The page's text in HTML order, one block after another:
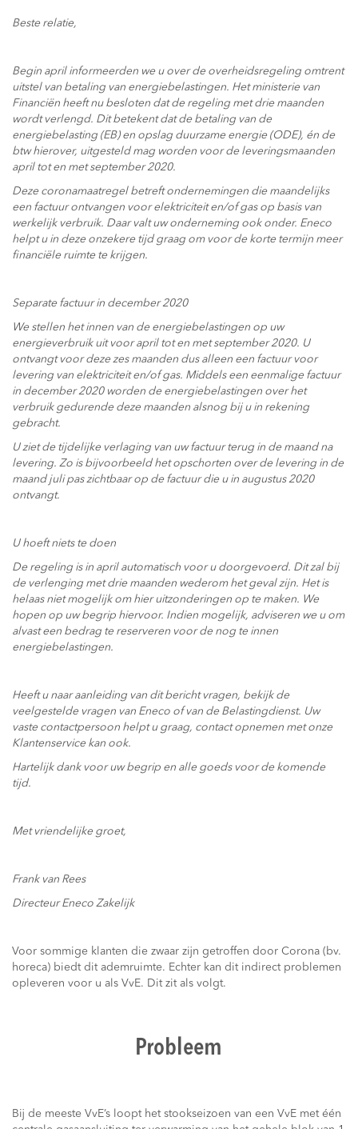
Beste relatie,
Begin april informeerden we u over de overheidsregeling omtrent
uitstel van betaling van energiebelastingen. Het ministerie van
Financiën heeft nu besloten dat de regeling met drie maanden
wordt verlengd. Dit betekent dat de betaling van de
energiebelasting (EB) en opslag duurzame energie (ODE), én de
btw hierover, uitgesteld mag worden voor de leveringsmaanden
april tot en met september 2020.
Deze coronamaatregel betreft ondernemingen die maandelijks
een factuur ontvangen voor elektriciteit en/of gas op basis van
werkelijk verbruik. Daar valt uw onderneming ook onder. Eneco
helpt u in deze onzekere tijd graag om voor de korte termijn meer
financiële ruimte te krijgen.
Separate factuur in december 2020
We stellen het innen van de energiebelastingen op uw
energieverbruik uit voor april tot en met september 2020. U
ontvangt voor deze zes maanden dus alleen een factuur voor
levering van elektriciteit en/of gas. Middels een eenmalige factuur
in december 2020 worden de energiebelastingen over het
verbruik gedurende deze maanden alsnog bij u in rekening
gebracht.
Uziet de tijdelijke verlaging van uw factuur terug in de maand na
levering. Zo is bijvoorbeeld het opschorten over de levering in de
maand juli pas zichtbaar op de factuur die u in augustus 2020
ontvangt.
U hoeft niets te doen
De regeling is in april automatisch voor u doorgevoerd. Dit zal bij
de verlenging met drie maanden wederom het geval zijn. Het is
helaas niet mogelijk om hier uitzonderingen op te maken. We
hopen op uw begrip hiervoor. Indien mogelijk, adviseren we u om
alvast een bedrag te reserveren voor de nog te innen
energiebelastingen.
Heeft u naar aanleiding van dit bericht vragen, bekijk de
veelgestelde vragen van Eneco of van de Belastingdienst. Uw
vaste contactpersoon helpt u graag, contact opnemen met onze
Klantenservice kan ook.
Hartelijk dank voor uw begrip en alle goeds voor de komende
tijd.
Met vriendelijke groet,
Frank van Rees
Directeur Eneco Zakelijk
Voor sommige klanten die zwaar zijn getroffen door Corona (bv.
horeca) biedt dit ademruimte. Echter kan dit indirect problemen
opleveren voor u als VvE. Dit zit als volgt.
Probleem
Bij de meeste VvE’s loopt het stookseizoen van een VvE met één